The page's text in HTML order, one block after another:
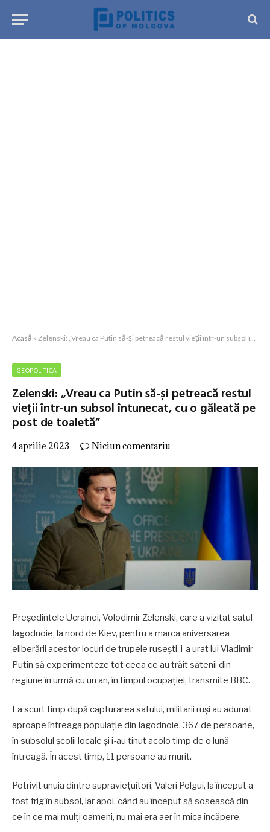
Acasă » Zelenski: „Vreau ca Putin să-și petreacă restul vieții într-un subsol întunecat, cu o găleată pe post de toaletă”
GEOPOLITICA
Zelenski: „Vreau ca Putin să-și petreacă restul
vieții într-un subsol întunecat, cu o găleată pe
post de toaletă”
4 aprilie 2023 Niciun comentariu
Președintele Ucrainei, Volodimir Zelenski, care a vizitat satul
Iagodnoie, la nord de Kiev, pentru a marca aniversarea
eliberării acestor locuri de trupele rusești, i-a urat lui Vladimir
Putin să experimenteze tot ceea ce au trăit sătenii din
regiune în urmă cu un an, în timpul ocupației, transmite BBC.
La scurt timp după capturarea satului, militarii ruși au adunat
aproape întreaga populație din Iagodnoie, 367 de persoane,
în subsolul școlii locale și i-au ținut acolo timp de o lună
întreagă. În acest timp, 11 persoane au murit.
Potrivit unuia dintre supraviețuitori, Valeri Polgui, la început a
fost frig în subsol, iar apoi, când au început să sosească din
ce în ce mai mulți oameni, nu mai era aer în mica încăpere.